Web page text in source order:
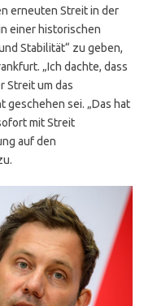
erneuten Streit in der
einer historischen
Stabilität“ zu geben,
„Ich dachte, dass
Streit um das
geschehen sei. „Das hat
mit Streit
auf den